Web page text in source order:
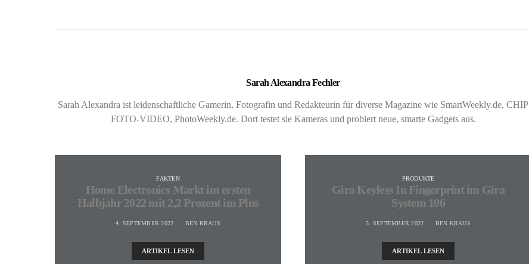
Sarah Alexandra Fechler
Sarah Alexandra ist leidenschaftliche Gamerin, Fotografin und Redakteurin für diverse Magazine wie SmartWeekly.de, CHIP
FOTO-VIDEO, PhotoWeekly.de. Dort testet sie Kameras und probiert neue, smarte Gadgets aus.
FAKTEN
Home Electronics Markt im ersten
Halbjahr 2022 mit 2,2 Prozent im Plus
4. SEPTEMBER 2022 BEN KRAUS
ARTIKEL LESEN
PRODUKTE
Gira Keyless In Fingerprint im Gira
System 106
5. SEPTEMBER 2022 BEN KRAUS
ARTIKEL LESEN